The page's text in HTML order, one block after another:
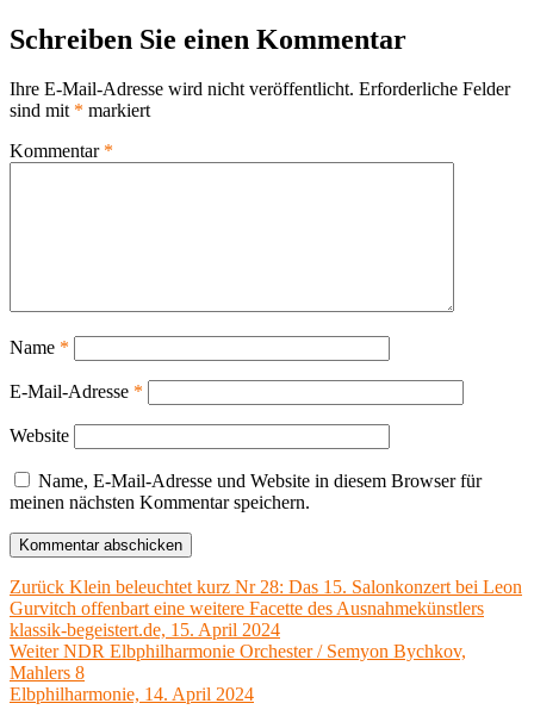
Schreiben Sie einen Kommentar
Ihre E-Mail-Adresse wird nicht veröffentlicht. Erforderliche Felder
sind mit * markiert
Kommentar *
Name *
E-Mail-Adresse *
Website
Name, E-Mail-Adresse und Website in diesem Browser für
meinen nächsten Kommentar speichern.
Beitragsnavigation
Zurück Vorheriger
Beitrag:
Klein beleuchtet kurz Nr 28: Das 15. Salonkonzert bei Leon
Gurvitch offenbart eine weitere Facette des Ausnahmekünstlers
klassik-begeistert.de, 15. April 2024
Weiter Nächster
Beitrag:
NDR Elbphilharmonie Orchester / Semyon Bychkov,
Mahlers 8
Elbphilharmonie, 14. April 2024